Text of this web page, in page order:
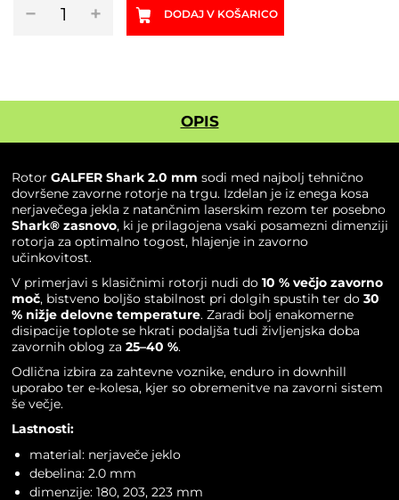
−
GALFER
+ DODAJ V KOŠARICO
OPIS
Rotor GALFER Shark 2.0 mm sodi med najbolj tehnično
dovršene zavorne rotorje na trgu. Izdelan je iz enega kosa
nerjavečega jekla z natančnim laserskim rezom ter posebno
Shark® zasnovo, ki je prilagojena vsaki posamezni dimenziji
rotorja za optimalno togost, hlajenje in zavorno
učinkovitost.
V primerjavi s klasičnimi rotorji nudi do 10 % večjo zavorno
moč, bistveno boljšo stabilnost pri dolgih spustih ter do 30
% nižje delovne temperature. Zaradi bolj enakomerne
disipacije toplote se hkrati podaljša tudi življenjska doba
zavornih oblog za 25–40 %.
Odlična izbira za zahtevne voznike, enduro in downhill
uporabo ter e-kolesa, kjer so obremenitve na zavorni sistem
še večje.
Lastnosti:
material: nerjaveče jeklo
debelina: 2.0 mm
dimenzije: 180, 203, 223 mm